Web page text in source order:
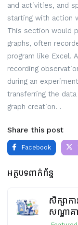
and activities, and
starting with action
This section would
graphs, often
program like Excel.
recording
during an
transferring the
graph creation. .
Share this post
Facebook
អត្ថបទពាក់ព័ន្ធ
សិក្សាក
សណ្ឋាគ